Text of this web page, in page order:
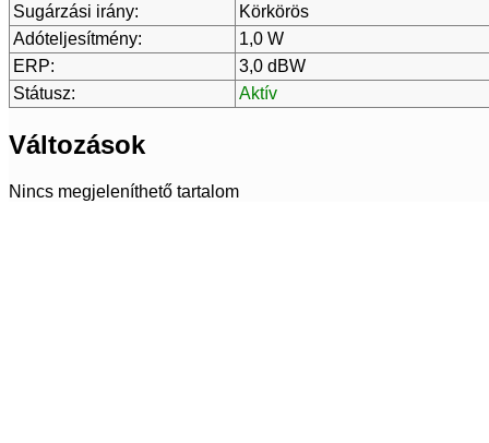
Sugárzási irány:
Körkörös
Adóteljesítmény:
1,0 W
ERP:
3,0 dBW
Státusz:
Aktív
Változások
Nincs megjeleníthető tartalom